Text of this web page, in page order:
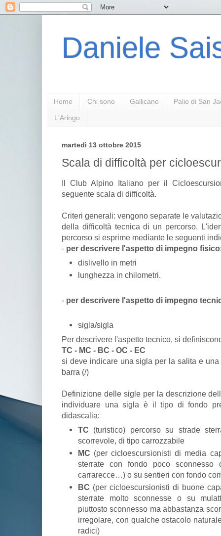
Daniele
Home Chi sono Gallicano Palio di San
L'Aringo
martedì 13 ottobre 2015
Scala di difficoltà per
Il Club Alpino Italiano per il
seguente scala di difficoltà.
Criteri generali: vengono separate le
della difficoltà tecnica di un percorso.
percorso si esprime mediante le seguenti
- per descrivere l'aspetto di impegno fisico
dislivello in metri
lunghezza in chilometri.
- per descrivere l'aspetto di impegno
sigla/sigla
Per descrivere l'aspetto tecnico, si
TC - MC - BC - OC - EC
si deve indicare una sigla per la salita e
barra (/)
Definizione delle sigle per la descrizione
individuare una sigla è il tipo di fondo
didascalia:
TC (turistico) percorso su strade
scorrevole, di tipo carrozzabile
MC (per cicloescursionisti di media
sterrate con fondo poco sconnesso
carrarecce…) o su sentieri con fondo
BC (per cicloescursionisti di buone
sterrate molto sconnesse o su
piuttosto sconnesso ma abbastanza
irregolare, con qualche ostacolo
radici)